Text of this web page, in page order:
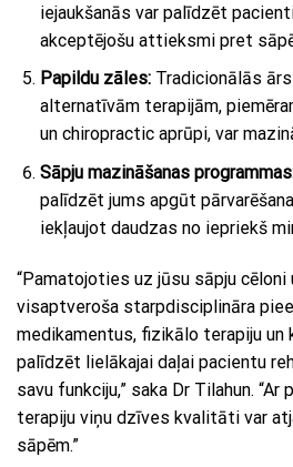
iejaukšanās var palīdzēt
akceptējošu attieksmi pret
Papildu zāles: Tradicionālās
alternatīvām terapijām,
un chiropractic aprūpi, var
Sāpju mazināšanas
palīdzēt jums apgūt
iekļaujot daudzas no iepriekš
“Pamatojoties uz jūsu sāpju cēloni
visaptveroša starpdisciplināra
medikamentus, fizikālo terapiju un
palīdzēt lielākajai daļai pacientu
savu funkciju,” saka Dr Tilahun. “Ar
terapiju viņu dzīves kvalitāti var
sāpēm.”